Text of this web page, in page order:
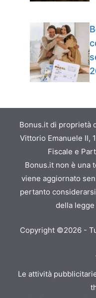
Bonus.it di proprietà
Vittorio Emanuele II,
Fiscale e
Bonus.it non è una
viene aggiornato
pertanto
della legge
Copyright ©2026 -
Le attività